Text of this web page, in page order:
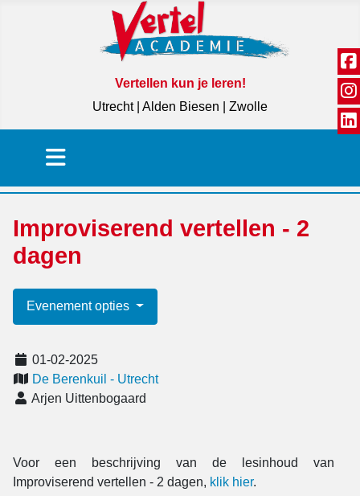
Vertellen kun je leren!
Utrecht | Alden Biesen | Zwolle
Improviserend vertellen - 2
dagen
Evenement opties
01-02-2025
De Berenkuil - Utrecht
Arjen Uittenbogaard
Voor een beschrijving van de lesinhoud van
Improviserend vertellen - 2 dagen, klik hier.